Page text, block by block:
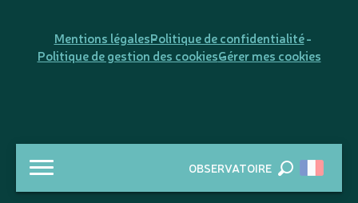
OBSERVATOIRE
Mentions légalesPolitique de confidentialité
Politique de gestion des cookiesGérer mes cookies